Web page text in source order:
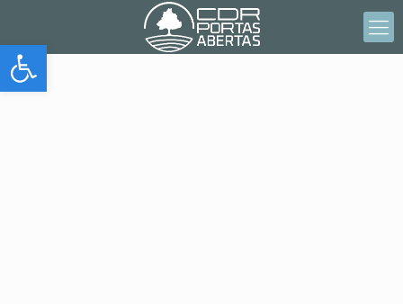
Abrir barra de herramientas